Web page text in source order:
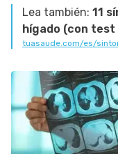
Lea también: 11
hígado (con test
tuasaude.com/es/